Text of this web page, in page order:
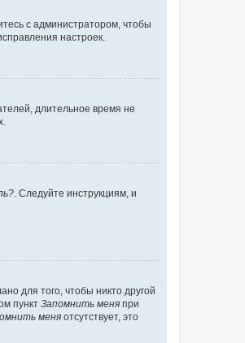
с администратором, чтобы
настроек.
длительное время не
. Следуйте инструкциям, и
для того, чтобы никто другой
пункт Запомнить меня при
меня отсутствует, это